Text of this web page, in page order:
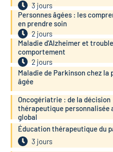
3 jours
Personnes âgées : les
en prendre soin
2 jours
Maladie d’Alzheimer et
comportement
2 jours
Maladie de Parkinson chez la
âgée
Oncogériatrie : de la décision
thérapeutique personnalisée
global
Éducation thérapeutique du
3 jours